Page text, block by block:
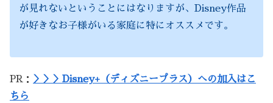
が見れないということにはなりますが、Disney作品
が好きなお子様がいる家庭に特にオススメです。
PR：
＞＞＞Disney+（ディズニープラス）への加入はこ
ちら